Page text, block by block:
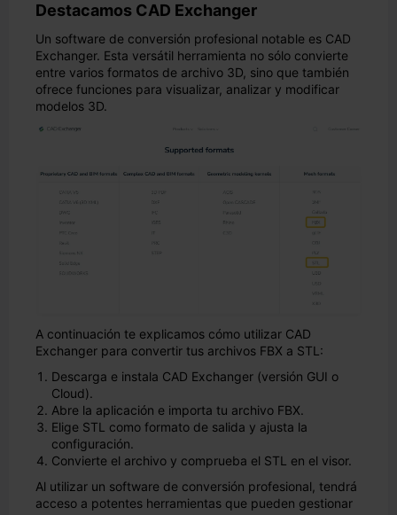
Destacamos CAD Exchanger
Un software de conversión profesional notable es CAD
Exchanger. Esta versátil herramienta no sólo convierte
entre varios formatos de archivo 3D, sino que también
ofrece funciones para visualizar, analizar y modificar
modelos 3D.
A continuación te explicamos cómo utilizar CAD
Exchanger para convertir tus archivos FBX a STL:
Descarga e instala CAD Exchanger (versión GUI o
Cloud).
Abre la aplicación e importa tu archivo FBX.
Elige STL como formato de salida y ajusta la
configuración.
Convierte el archivo y comprueba el STL en el visor.
Al utilizar un software de conversión profesional, tendrá
acceso a potentes herramientas que pueden gestionar